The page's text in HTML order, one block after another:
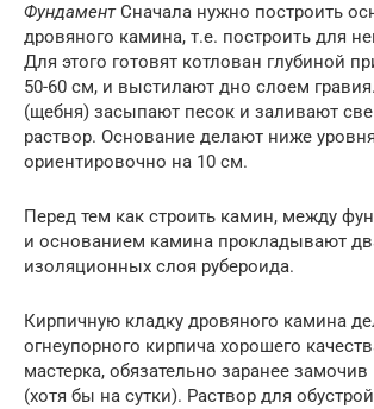
ФундаментСначала нужно построить
дровяного камина, т.е. построить для
Для этого готовят котлован глубиной
50-60 см, и выстилают дно слоем
(щебня) засыпают песок и заливают
раствор. Основание делают ниже
ориентировочно на 10 см.
Перед тем как строить камин, между
и основанием камина прокладывают
изоляционных слоя рубероида.
Кирпичную кладку дровяного камина
огнеупорного кирпича хорошего
мастерка, обязательно заранее
(хотя бы на сутки). Раствор для